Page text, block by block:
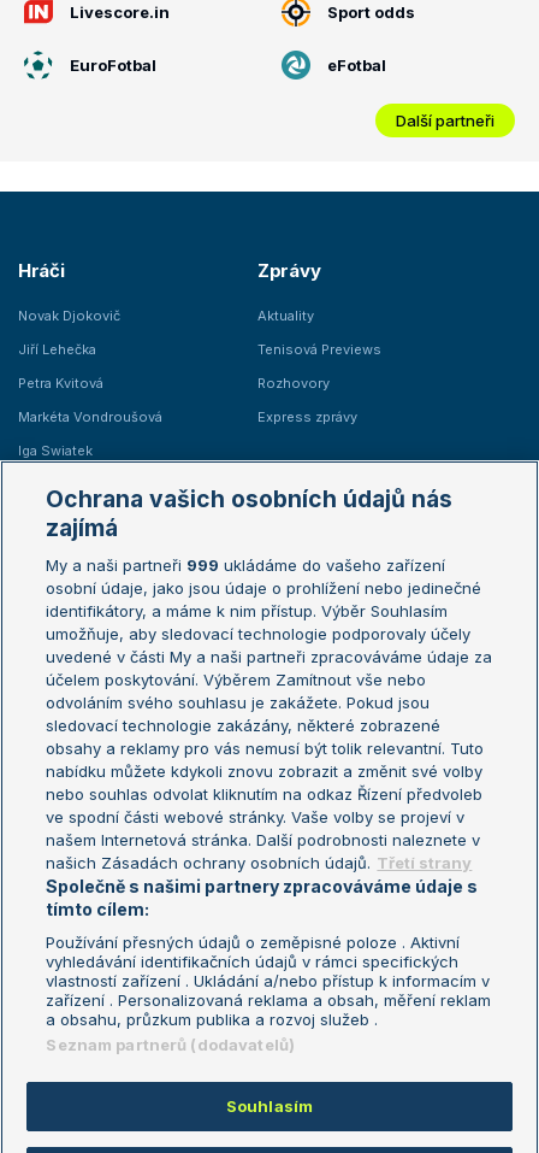
Livescore.in Sport odds
EuroFotbal eFotbal
Další partneři
Hráči
Novak Djokovič
Jiří Lehečka
Petra Kvitová
Markéta Vondroušová
Iga Swiatek
Zprávy
Aktuality
Tenisová Previews
Rozhovory
Express zprávy
Žebříčky
Žebříček ATP (muži)
Žebříček WTA (ženy)
Sázkařský žebříček
Australian Open
French Open
Wimbledon
US Open
Turnaj mistrů
Turnaj mistryň
Aktualní trendy
Fotbalové přestupy
Livesport Daily
LS Prague Open
Podmínky užití
Nastavení soukromí
GDPR a žurnalistika
Reklama
Kontakt
Informace o zpracování osobních
údajů
Copyright © 2008-2026 TenisPortal.cz. Využíváme zpravodajství ČTK.
Ochrana vašich osobních údajů nás
zajímá
My a naši partneři 999 ukládáme do vašeho zařízení
osobní údaje, jako jsou údaje o prohlížení nebo jedinečné
identifikátory, a máme k nim přístup. Výběr Souhlasím
umožňuje, aby sledovací technologie podporovaly účely
uvedené v části My a naši partneři zpracováváme údaje za
účelem poskytování. Výběrem Zamítnout vše nebo
odvoláním svého souhlasu je zakážete. Pokud jsou
sledovací technologie zakázány, některé zobrazené
obsahy a reklamy pro vás nemusí být tolik relevantní. Tuto
nabídku můžete kdykoli znovu zobrazit a změnit své volby
nebo souhlas odvolat kliknutím na odkaz Řízení předvoleb
ve spodní části webové stránky. Vaše volby se projeví v
našem Internetová stránka. Další podrobnosti naleznete v
našich Zásadách ochrany osobních údajů. Třetí strany
Společně s našimi partnery zpracováváme údaje s
tímto cílem:
Používání přesných údajů o zeměpisné poloze . Aktivní
vyhledávání identifikačních údajů v rámci specifických
vlastností zařízení . Ukládání a/nebo přístup k informacím v
zařízení . Personalizovaná reklama a obsah, měření reklam
a obsahu, průzkum publika a rozvoj služeb .
Seznam partnerů (dodavatelů)
Souhlasím